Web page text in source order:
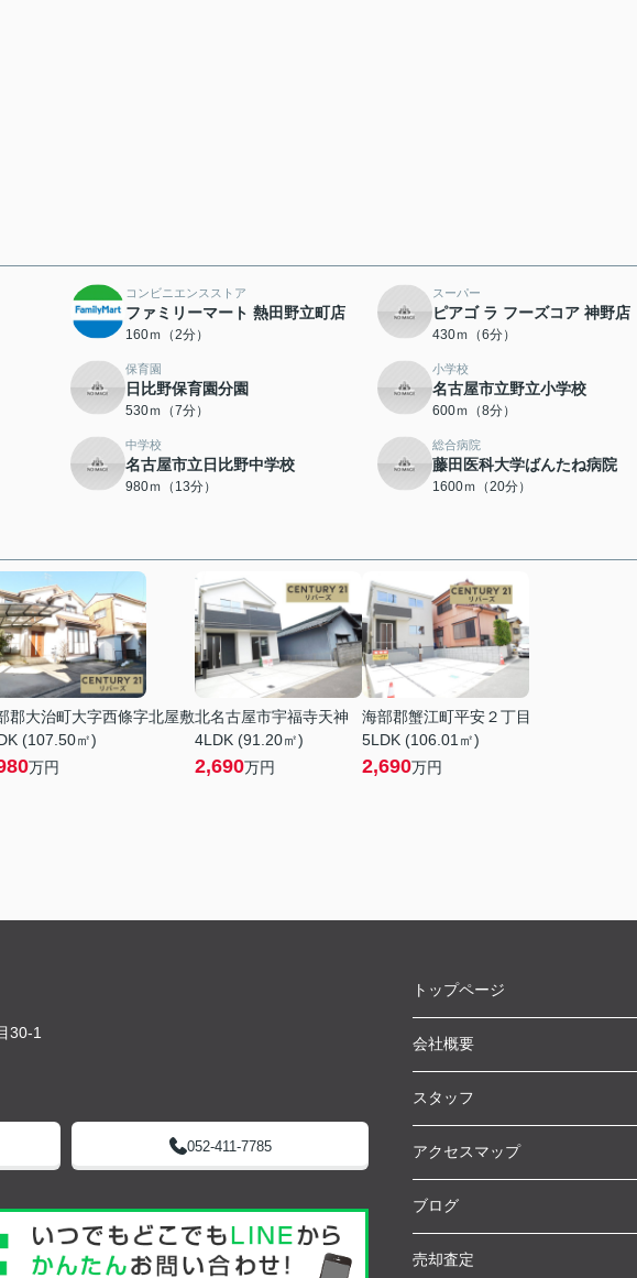
コンビニエンスストア
ファミリーマート 熱田野立町店
160ｍ（2分）
スーパー
ピアゴ ラ フーズコア 神野店
430ｍ（6分）
保育園
日比野保育園分園
530ｍ（7分）
小学校
名古屋市立野立小学校
600ｍ（8分）
中学校
名古屋市立日比野中学校
980ｍ（13分）
総合病院
藤田医科大学ばんたね病院
1600ｍ（20分）
郡大治町大字西條字北屋敷
(107.50㎡)
万円
北名古屋市宇福寺天神
4LDK (91.20㎡)
2,690万円
海部郡蟹江町平安２丁目
5LDK (106.01㎡)
2,690万円
30-1
052-411-7785
トップページ
会社概要
スタッフ
アクセスマップ
ブログ
売却査定